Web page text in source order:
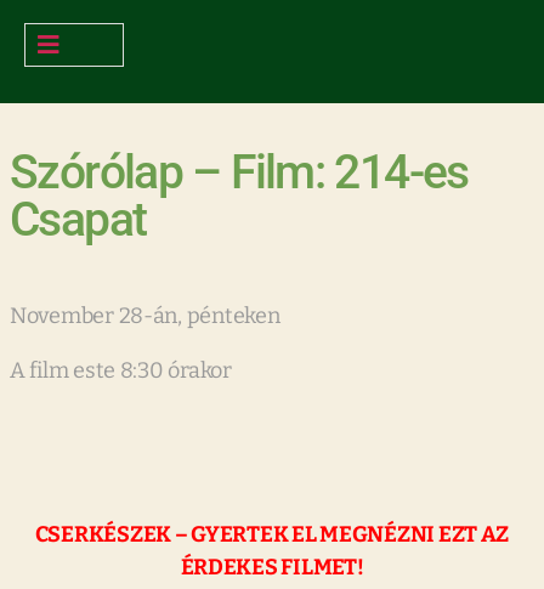
Szórólap – Film: 214-es
Csapat
November 28-án, pénteken
A film este 8:30 órakor
CSERKÉSZEK – GYERTEK EL MEGNÉZNI EZT AZ
ÉRDEKES FILMET!